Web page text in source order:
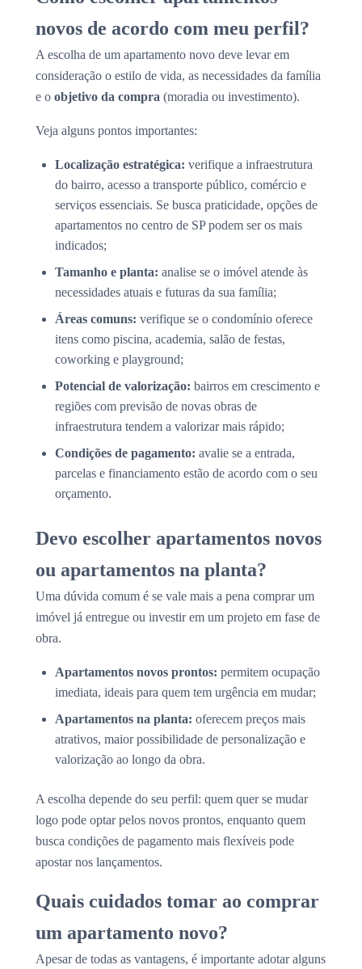
novos de acordo com meu perfil?
A escolha de um apartamento novo deve levar em
consideração o estilo de vida, as necessidades da família
e o objetivo da compra (moradia ou investimento).
Veja alguns pontos importantes:
Localização estratégica: verifique a infraestrutura
do bairro, acesso a transporte público, comércio e
serviços essenciais. Se busca praticidade, opções de
apartamentos no centro de SP podem ser os mais
indicados;
Tamanho e planta: analise se o imóvel atende às
necessidades atuais e futuras da sua família;
Áreas comuns: verifique se o condomínio oferece
itens como piscina, academia, salão de festas,
coworking e playground;
Potencial de valorização: bairros em crescimento e
regiões com previsão de novas obras de
infraestrutura tendem a valorizar mais rápido;
Condições de pagamento: avalie se a entrada,
parcelas e financiamento estão de acordo com o seu
orçamento.
Devo escolher apartamentos novos
ou apartamentos na planta?
Uma dúvida comum é se vale mais a pena comprar um
imóvel já entregue ou investir em um projeto em fase de
obra.
Apartamentos novos prontos: permitem ocupação
imediata, ideais para quem tem urgência em mudar;
Apartamentos na planta: oferecem preços mais
atrativos, maior possibilidade de personalização e
valorização ao longo da obra.
A escolha depende do seu perfil: quem quer se mudar
logo pode optar pelos novos prontos, enquanto quem
busca condições de pagamento mais flexíveis pode
apostar nos lançamentos.
Quais cuidados tomar ao comprar
um apartamento novo?
Apesar de todas as vantagens, é importante adotar alguns